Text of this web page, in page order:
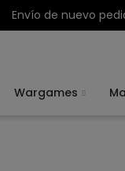
Envío de nuevo
Wargames